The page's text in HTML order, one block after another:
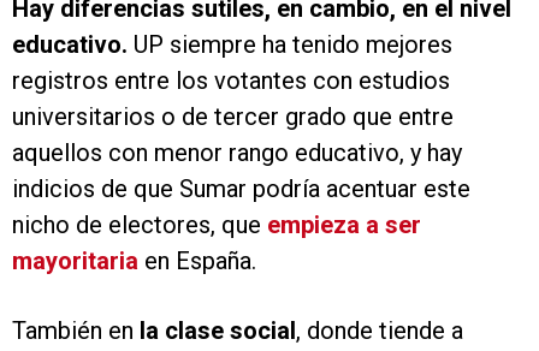
Hay diferencias sutiles, en cambio, en el nivel
educativo. UP siempre ha tenido mejores
registros entre los votantes con estudios
universitarios o de tercer grado que entre
aquellos con menor rango educativo, y hay
indicios de que Sumar podría acentuar este
nicho de electores, que empieza a ser
mayoritaria en España.
También en la clase social, donde tiende a